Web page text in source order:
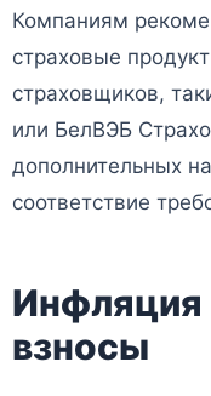
Компаниям
страховые
страховщиков,
или БелВЭБ
дополнительных
соответствие
Инфляция
взносы